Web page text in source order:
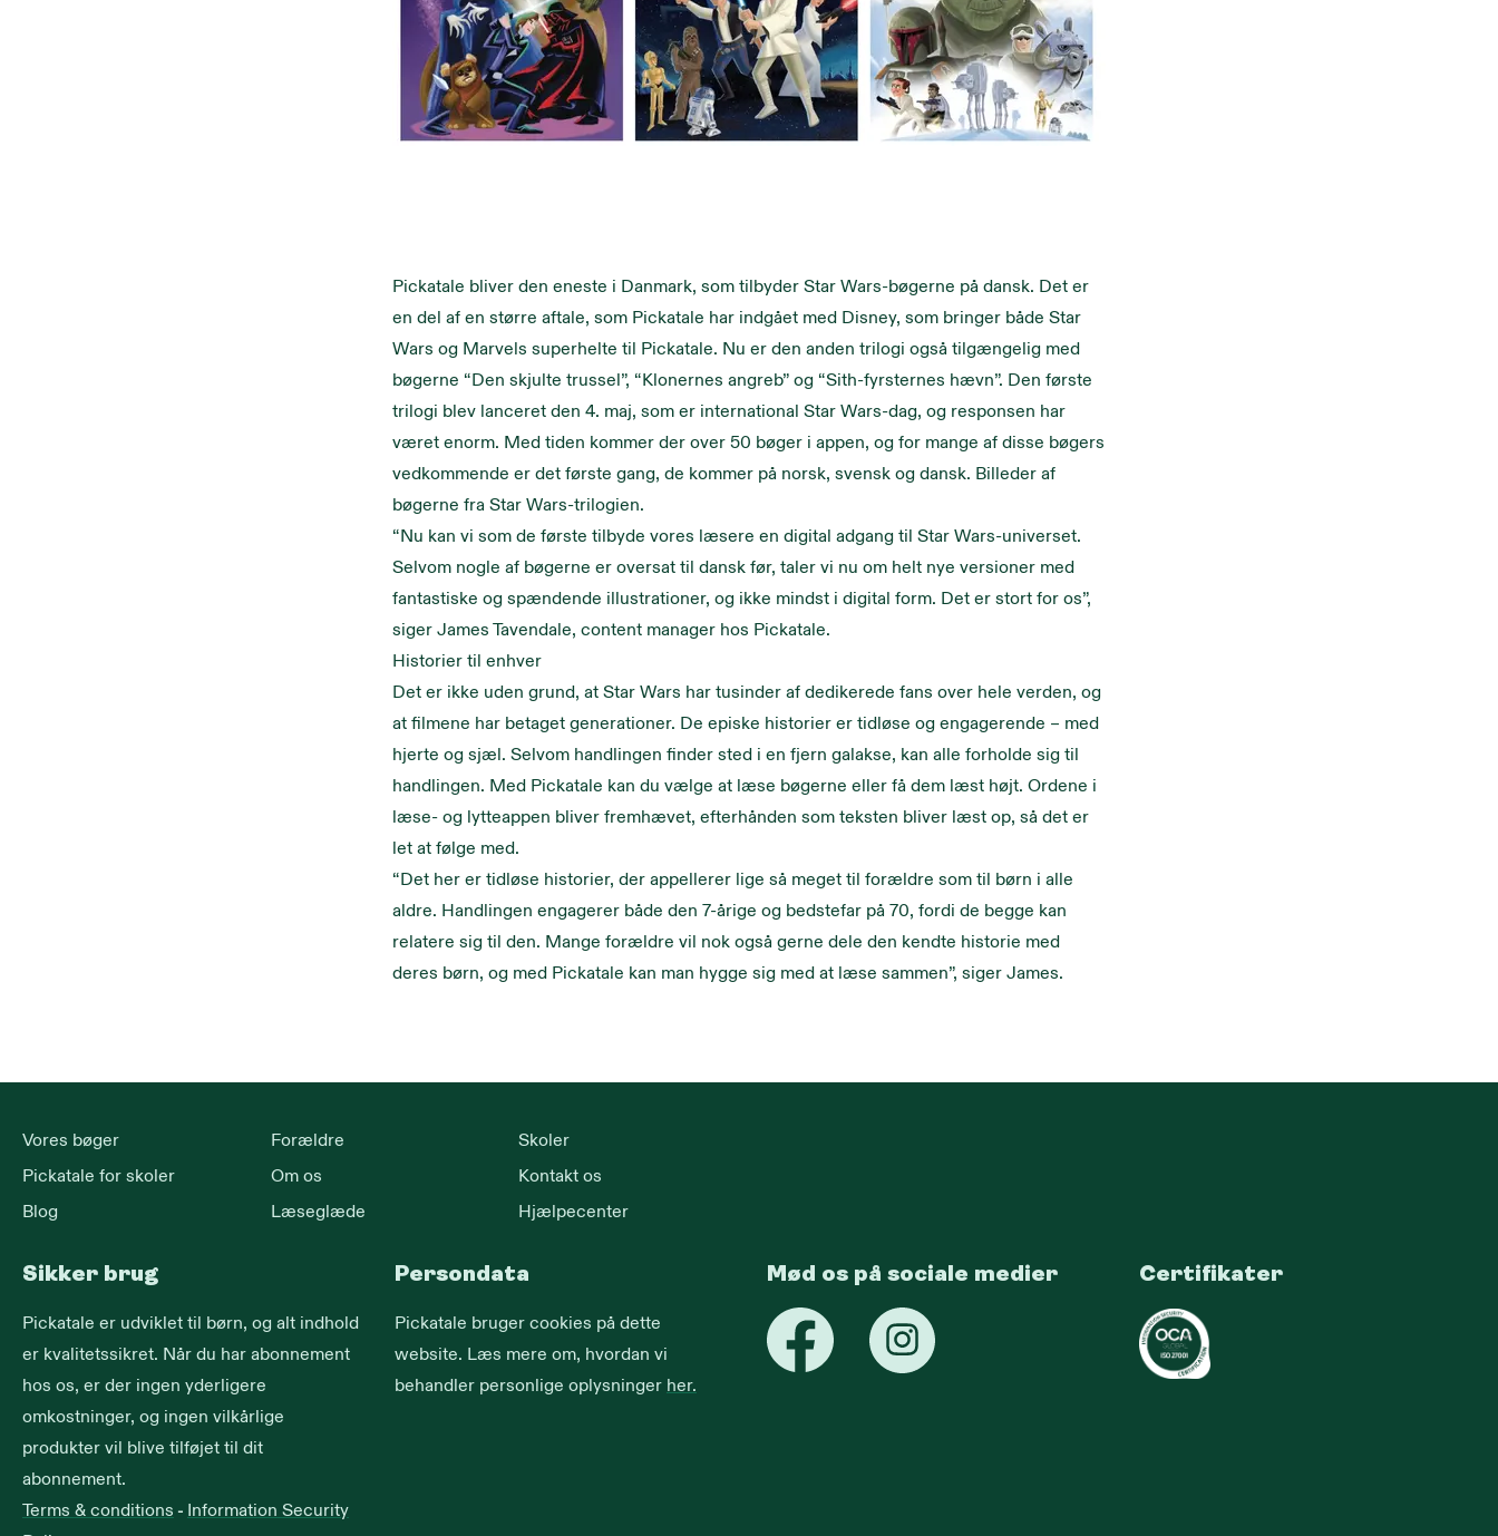
Pickatale bliver den eneste i Danmark, som tilbyder Star Wars-bøgerne på dansk. Det er
en del af en større aftale, som Pickatale har indgået med Disney, som bringer både Star
Wars og Marvels superhelte til Pickatale. Nu er den anden trilogi også tilgængelig med
bøgerne “Den skjulte trussel”, “Klonernes angreb” og “Sith-fyrsternes hævn”. Den første
trilogi blev lanceret den 4. maj, som er international Star Wars-dag, og responsen har
været enorm. Med tiden kommer der over 50 bøger i appen, og for mange af disse bøgers
vedkommende er det første gang, de kommer på norsk, svensk og dansk. Billeder af
bøgerne fra Star Wars-trilogien.
“Nu kan vi som de første tilbyde vores læsere en digital adgang til Star Wars-universet.
Selvom nogle af bøgerne er oversat til dansk før, taler vi nu om helt nye versioner med
fantastiske og spændende illustrationer, og ikke mindst i digital form. Det er stort for os”,
siger James Tavendale, content manager hos Pickatale.
Historier til enhver
Det er ikke uden grund, at Star Wars har tusinder af dedikerede fans over hele verden, og
at filmene har betaget generationer. De episke historier er tidløse og engagerende – med
hjerte og sjæl. Selvom handlingen finder sted i en fjern galakse, kan alle forholde sig til
handlingen. Med Pickatale kan du vælge at læse bøgerne eller få dem læst højt. Ordene i
læse- og lytteappen bliver fremhævet, efterhånden som teksten bliver læst op, så det er
let at følge med.
“Det her er tidløse historier, der appellerer lige så meget til forældre som til børn i alle
aldre. Handlingen engagerer både den 7-årige og bedstefar på 70, fordi de begge kan
relatere sig til den. Mange forældre vil nok også gerne dele den kendte historie med
deres børn, og med Pickatale kan man hygge sig med at læse sammen”, siger James.
Vores bøger Forældre
Skoler
Pickatale for skoler
Om os
Kontakt os
Blog
Læseglæde Hjælpecenter
Sikker brug
Pickatale er udviklet til børn, og alt indhold
er kvalitetssikret. Når du har abonnement
hos os, er der ingen yderligere
omkostninger, og ingen vilkårlige
produkter vil blive tilføjet til dit
abonnement.
Terms & conditions - Information Security
Persondata
Pickatale bruger cookies på dette
website. Læs mere om, hvordan vi
behandler personlige oplysninger her.
Mød os på sociale medier Certifikater